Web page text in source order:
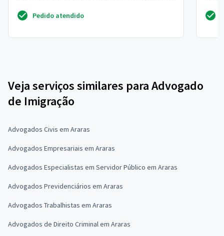
Pedido atendido
Veja serviços similares para Advogado
de Imigração
Advogados Civis em Araras
Advogados Empresariais em Araras
Advogados Especialistas em Servidor Público em Araras
Advogados Previdenciários em Araras
Advogados Trabalhistas em Araras
Advogados de Direito Criminal em Araras